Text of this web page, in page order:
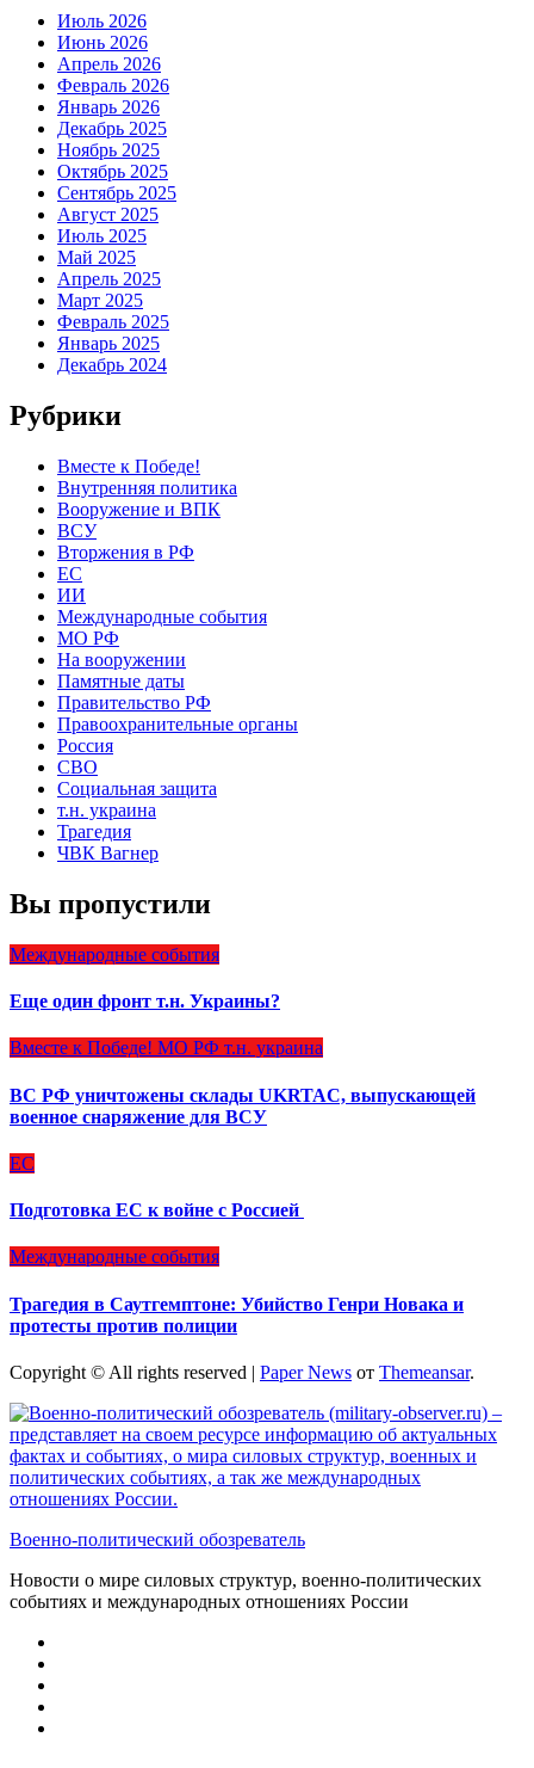
Июль 2026
Июнь 2026
Апрель 2026
Февраль 2026
Январь 2026
Декабрь 2025
Ноябрь 2025
Октябрь 2025
Сентябрь 2025
Август 2025
Июль 2025
Май 2025
Апрель 2025
Март 2025
Февраль 2025
Январь 2025
Декабрь 2024
Рубрики
Вместе к Победе!
Внутренняя политика
Вооружение и ВПК
ВСУ
Вторжения в РФ
ЕС
ИИ
Международные события
МО РФ
На вооружении
Памятные даты
Правительство РФ
Правоохранительные органы
Россия
СВО
Социальная защита
т.н. украина
Трагедия
ЧВК Вагнер
Вы пропустили
Международные события
Еще один фронт т.н. Украины?
Вместе к Победе! МО РФ т.н. украина
ВС РФ уничтожены склады UKRTAC, выпускающей
военное снаряжение для ВСУ
ЕС
Подготовка ЕС к войне с Россией
Международные события
Трагедия в Саутгемптоне: Убийство Генри Новака и
протесты против полиции
Copyright © All rights reserved | Paper News от Themeansar.
Военно-политический обозреватель
Новости о мире силовых структур, военно-политических
событиях и международных отношениях России